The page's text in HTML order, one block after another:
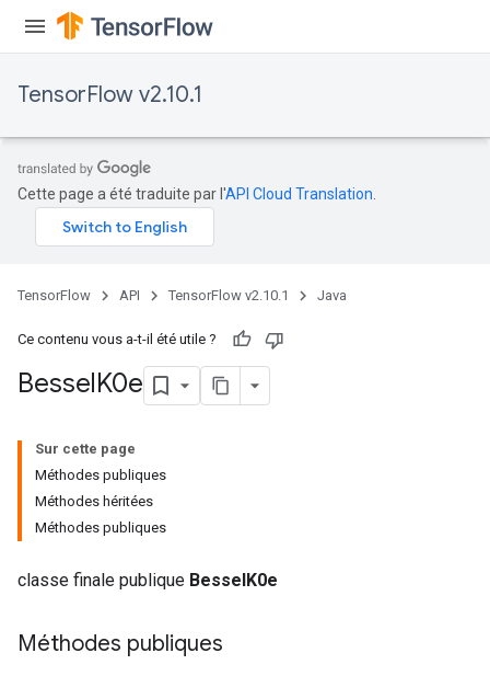
TensorFlow v2.10.1
Cette page a été traduite par l'API Cloud Translation
TensorFlow API TensorFlow v2.10.1 Java
Ce contenu vous a-t-il été utile ?
BesselK0e
Sur cette page
Méthodes publiques
Méthodes héritées
Méthodes publiques
classe finale publique BesselK0e
Méthodes publiques